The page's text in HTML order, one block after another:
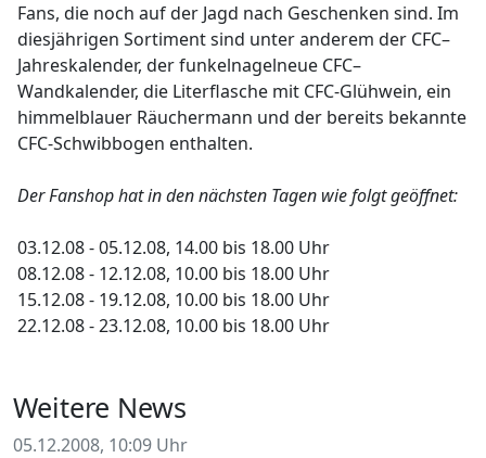
Fans, die noch auf der Jagd nach Geschenken sind. Im
diesjährigen Sortiment sind unter anderem der CFC–
Jahreskalender, der funkelnagelneue CFC–
Wandkalender, die Literflasche mit CFC-Glühwein, ein
himmelblauer Räuchermann und der bereits bekannte
CFC-Schwibbogen enthalten.
Der Fanshop hat in den nächsten Tagen wie folgt geöffnet:
03.12.08 - 05.12.08, 14.00 bis 18.00 Uhr
08.12.08 - 12.12.08, 10.00 bis 18.00 Uhr
15.12.08 - 19.12.08, 10.00 bis 18.00 Uhr
22.12.08 - 23.12.08, 10.00 bis 18.00 Uhr
Weitere News
05.12.2008, 10:09 Uhr